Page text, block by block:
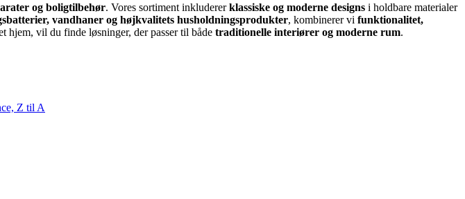
og boligtilbehør. Vores sortiment inkludererklassiske og moderne designs i holdbare materialer
vandhaner og højkvalitets husholdningsprodukter, kombinerer vi funktionalitet,
hjem, vil du finde løsninger, der passer til både traditionelle interiører og moderne rum.
Z til A